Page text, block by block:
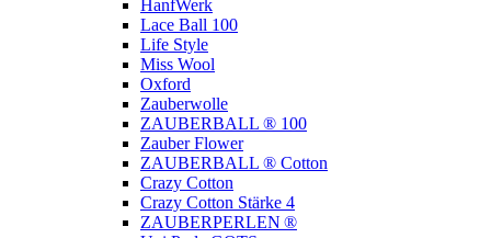
HanfWerk
Lace Ball 100
Life Style
Miss Wool
Oxford
Zauberwolle
ZAUBERBALL ® 100
Zauber Flower
ZAUBERBALL ® Cotton
Crazy Cotton
Crazy Cotton Stärke 4
ZAUBERPERLEN ®